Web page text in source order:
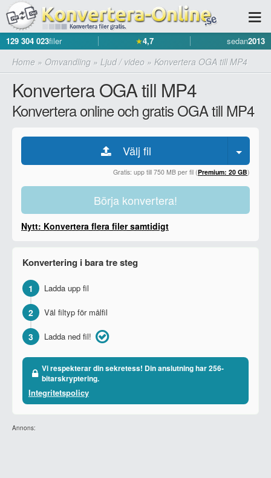
129 304 023filer ★4,7 sedan2013
Home » Omvandling » Ljud / video » Konvertera OGA till MP4
Konvertera OGA till MP4
Konvertera online och gratis OGA till MP4
Välj fil
Gratis: upp till 750 MB per fil (Premium: 20 GB)
Börja konvertera!
Nytt: Konvertera flera filer samtidigt
Konvertering i bara tre steg
1 Ladda upp fil
2 Väl filtyp för målfil
3 Ladda ned fil!
Vi respekterar din sekretess! Din anslutning har 256-
bitarskryptering.
Integritetspolicy
Annons: